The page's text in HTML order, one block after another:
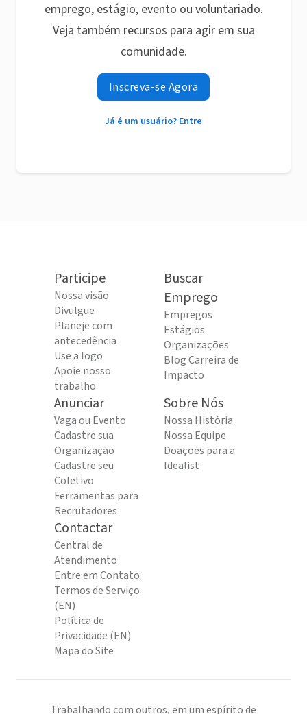
emprego, estágio, evento ou voluntariado.
Veja também recursos para agir em sua
comunidade.
Inscreva-se Agora
Já é um usuário? Entre
Participe
Nossa visão
Divulgue
Planeje com
antecedência
Use a logo
Apoie nosso
trabalho
Buscar
Emprego
Empregos
Estágios
Organizações
Blog Carreira de
Impacto
Anunciar
Vaga ou Evento
Cadastre sua
Organização
Cadastre seu
Coletivo
Ferramentas para
Recrutadores
Sobre Nós
Nossa História
Nossa Equipe
Doações para a
Idealist
Contactar
Central de
Atendimento
Entre em Contato
Termos de Serviço
(EN)
Política de
Privacidade (EN)
Mapa do Site
Trabalhando com outros, em um espírito de